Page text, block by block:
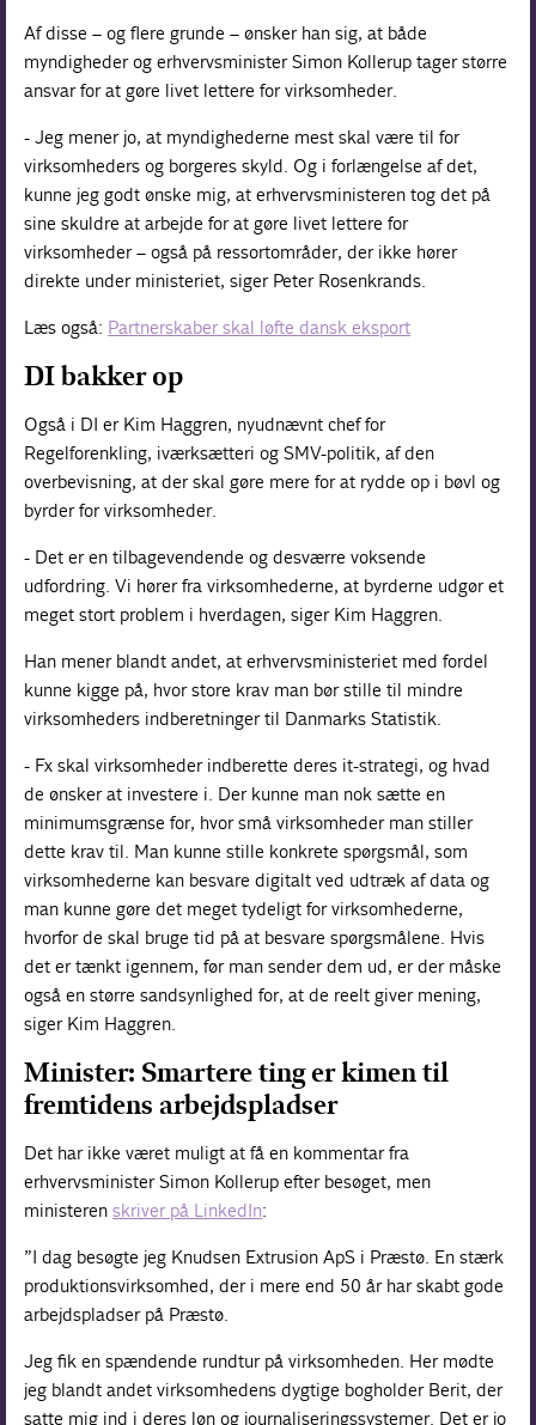
Af disse – og flere grunde – ønsker han sig, at både
myndigheder og erhvervsminister Simon Kollerup tager større
ansvar for at gøre livet lettere for virksomheder.
- Jeg mener jo, at myndighederne mest skal være til for
virksomheders og borgeres skyld. Og i forlængelse af det,
kunne jeg godt ønske mig, at erhvervsministeren tog det på
sine skuldre at arbejde for at gøre livet lettere for
virksomheder – også på ressortområder, der ikke hører
direkte under ministeriet, siger Peter Rosenkrands.
Læs også: Partnerskaber skal løfte dansk eksport
DI bakker op
Også i DI er Kim Haggren, nyudnævnt chef for
Regelforenkling, iværksætteri og SMV-politik, af den
overbevisning, at der skal gøre mere for at rydde op i bøvl og
byrder for virksomheder.
- Det er en tilbagevendende og desværre voksende
udfordring. Vi hører fra virksomhederne, at byrderne udgør et
meget stort problem i hverdagen, siger Kim Haggren.
Han mener blandt andet, at erhvervsministeriet med fordel
kunne kigge på, hvor store krav man bør stille til mindre
virksomheders indberetninger til Danmarks Statistik.
- Fx skal virksomheder indberette deres it-strategi, og hvad
de ønsker at investere i. Der kunne man nok sætte en
minimumsgrænse for, hvor små virksomheder man stiller
dette krav til. Man kunne stille konkrete spørgsmål, som
virksomhederne kan besvare digitalt ved udtræk af data og
man kunne gøre det meget tydeligt for virksomhederne,
hvorfor de skal bruge tid på at besvare spørgsmålene. Hvis
det er tænkt igennem, før man sender dem ud, er der måske
også en større sandsynlighed for, at de reelt giver mening,
siger Kim Haggren.
Minister: Smartere ting er kimen til
fremtidens arbejdspladser
Det har ikke været muligt at få en kommentar fra
erhvervsminister Simon Kollerup efter besøget, men
ministerenskriver på LinkedIn:
”I dag besøgte jeg Knudsen Extrusion ApS i Præstø. En stærk
produktionsvirksomhed, der i mere end 50 år har skabt gode
arbejdspladser på Præstø.
Jeg fik en spændende rundtur på virksomheden. Her mødte
jeg blandt andet virksomhedens dygtige bogholder Berit, der
satte mig ind i deres løn og journaliseringssystemer. Det er jo